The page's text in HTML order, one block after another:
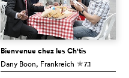
Bienvenue chez les Ch'tis
Dany Boon, Frankreich c7.1